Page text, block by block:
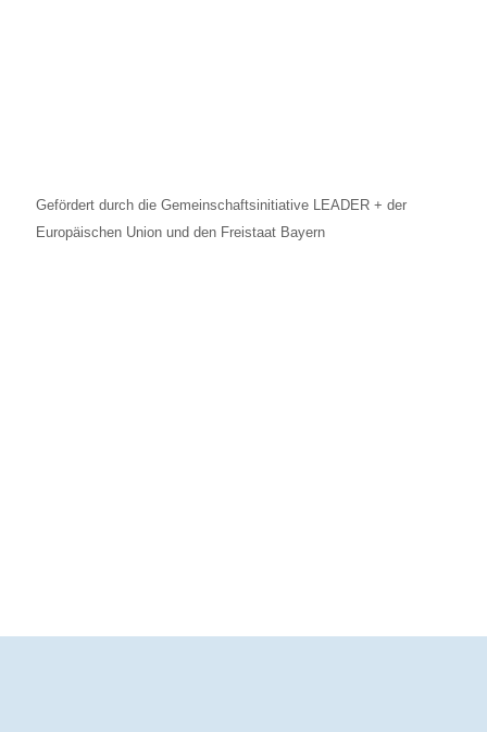
Gefördert durch die Gemeinschaftsinitiative LEADER + der
Europäischen Union und den Freistaat Bayern